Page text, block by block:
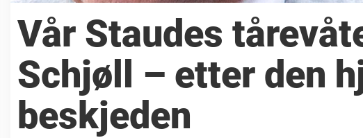
Vår Staudes
Schjøll – etter den
beskjeden